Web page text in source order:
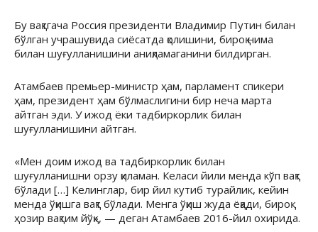
Бу вақтгача Россия президенти Владимир Путин билан
бўлган учрашувида сиёсатда қолишини, бироқ нима
билан шуғулланишини аниқламаганини билдирган.
Атамбаев премьер-министр ҳам, парламент спикери
ҳам, президент ҳам бўлмаслигини бир неча марта
айтган эди. У ижод ёки тадбиркорлик билан
шуғулланишини айтган.
«Мен доим ижод ва тадбиркорлик билан
шуғулланишни орзу қиламан. Келаси йили менда кўп вақт
бўлади […] Келинглар, бир йил кутиб турайлик, кейин
менда ўқишга вақт бўлади. Менга ўқиш жуда ёқади, бироқ
ҳозир вақтим йўқ», — деган Атамбаев 2016-йил охирида.